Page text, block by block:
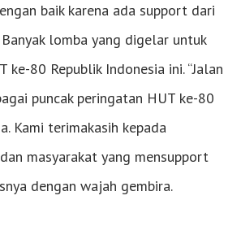
baik karena ada support dari
lomba yang digelar untuk
ke-80 Republik Indonesia ini. “Jalan
puncak peringatan HUT ke-80
Kami terimakasih kepada
masyarakat yang mensupport
dengan wajah gembira.